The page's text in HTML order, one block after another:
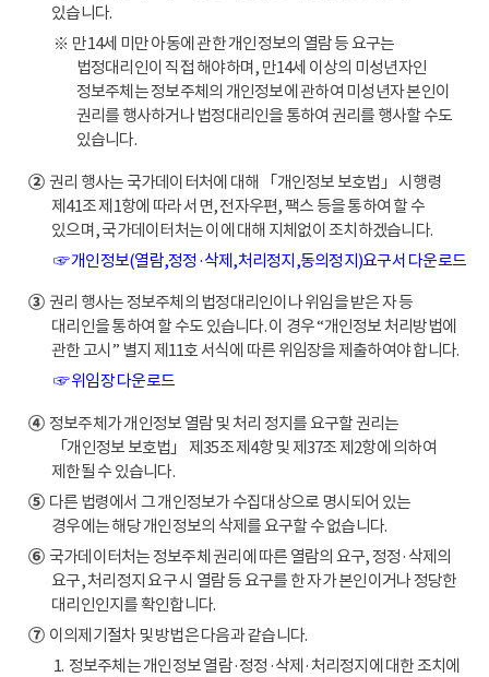
있습니다.
※ 만14세 미만 아동에 관한 개인정보의 열람 등 요구는
법정대리인이 직접 해야하며, 만14세 이상의 미성년자인
정보주체는 정보주체의 개인정보에 관하여 미성년자 본인이
권리를 행사하거나 법정대리인을 통하여 권리를 행사할 수도
있습니다.
②권리 행사는 국가데이터처에 대해 「개인정보 보호법」 시행령
제41조 제1항에 따라 서면, 전자우편, 팩스 등을 통하여 할 수
있으며, 국가데이터처는 이에 대해 지체없이 조치하겠습니다.
☞ 개인정보(열람,정정·삭제,처리정지,동의정지)요구서 다운로드
③권리 행사는 정보주체의 법정대리인이나 위임을 받은 자 등
대리인을 통하여 할 수도 있습니다. 이 경우 “개인정보 처리방법에
관한 고시” 별지 제11호 서식에 따른 위임장을 제출하여야 합니다.
☞ 위임장 다운로드
④정보주체가 개인정보 열람 및 처리 정지를 요구할 권리는
「개인정보 보호법」 제35조 제4항 및 제37조 제2항에 의하여
제한될 수 있습니다.
⑤다른 법령에서 그 개인정보가 수집대상으로 명시되어 있는
경우에는 해당 개인정보의 삭제를 요구할 수 없습니다.
⑥국가데이터처는 정보주체 권리에 따른 열람의 요구, 정정·삭제의
요구, 처리정지 요구 시 열람 등 요구를 한 자가 본인이거나 정당한
대리인인지를 확인합니다.
⑦이의제기절차 및 방법은 다음과 같습니다.
1. 정보주체는 개인정보 열람·정정·삭제·처리정지에 대한 조치에